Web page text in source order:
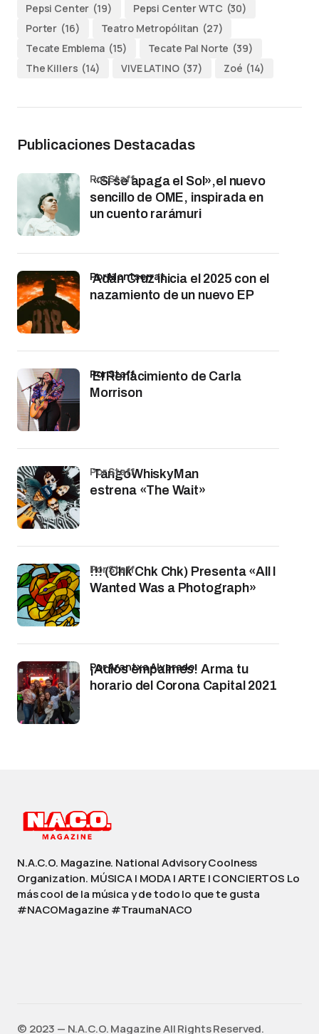
Pepsi Center (19) Pepsi Center WTC (30)
Porter (16) Teatro Metropólitan (27)
Tecate Emblema (15) Tecate Pal Norte (39)
The Killers (14) VIVE LATINO (37) Zoé (14)
Publicaciones Destacadas
«Si se apaga el Sol»,el nuevo
sencillo de OME, inspirada en
un cuento rarámuri
por Staff
Adán Cruz inicia el 2025 con el
nazamiento de un nuevo EP
por Montserrat
El Renacimiento de Carla
Morrison
por Staff
TangoWhiskyMan
estrena «The Wait»
por Staff
!!! (Chk Chk Chk) Presenta «All I
Wanted Was a Photograph»
por Staff
¡Adiós empalmes! Arma tu
horario del Corona Capital 2021
por Arantxa Alvarado
N.A.C.O. Magazine. National Advisory Coolness
Organization. MÚSICA | MODA | ARTE | CONCIERTOS Lo
más cool de la música y de todo lo que te gusta
#NACOMagazine #TraumaNACO
©️ 2023 — N.A.C.O. Magazine All Rights Reserved.